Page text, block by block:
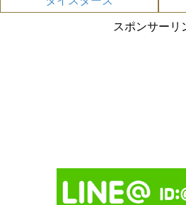
スポンサーリ